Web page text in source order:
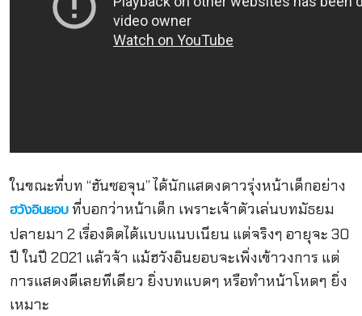
ในขณะที่บท “ฮันซอจุน” ได้นักแสดงดาวรุ่งหน้าเด็กอย่าง
ฮวังอินยอบที่บอกว่าหน้าเด็ก เพราะเจ้าตัวเล่นบทมัธยม
ปลายมา 2 เรื่องติดได้แบบแนบเนียน แต่จริงๆ อายุจะ 30
ปี ในปี 2021 แล้วจ้า แม้ฮวังอินยอบจะเพิ่งเข้าวงการ แต่
การแสดงดีเลยทีเดียว ยิ่งบทแบดๆ หรือทำหน้าโหดๆ ยิ่ง
เหมาะ